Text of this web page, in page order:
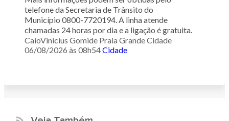
telefone da Secretaria de Trânsito do
Município 0800-7720194. A linha atende
chamadas 24 horas por dia e a ligação é gratuita.
CaioVinicius Gomide Praia Grande Cidade
06/08/2026 às 08h54Cidade